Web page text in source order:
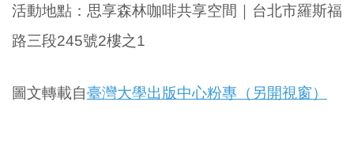
活動地點 ： 思享森林咖啡共享空間｜台北市羅斯福
路三段245號2樓之1
圖文轉載自臺灣大學出版中心粉專（另開視窗）